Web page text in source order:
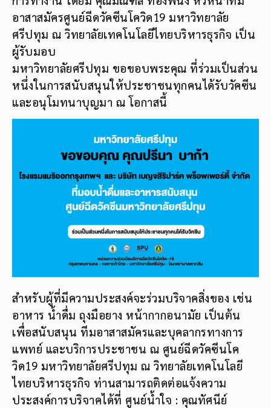
อาสาสมัครศูนย์ฉีดวัคซีนโควิด19 มหาวิทยาลัย
ศรีปทุม ณ วิทยาลัยเทคโนโลยีไทยบริหารธุรกิจ เป็น
ผู้รับมอบ
มหาวิทยาลัยศรีปทุม ขอขอบพระคุณ ที่ร่วมเป็นส่วน
หนึ่งในการสนับสนุนให้ประชาชนทุกคนได้รับวัคซีน
และอนุโมทนาบุญมา ณ โอกาสนี้
สำหรับผู้ที่มีความประสงค์จะร่วมบริจาคสิ่งของ เช่น
อาหาร น้ำดื่ม ถุงมือยาง หน้ากากอนามัย เป็นต้น
เพื่อสนับสนุน ทีมอาสาสมัครและบุคลากรทางการ
แพทย์ และบริการประชาชน ณ ศูนย์ฉีดวัคซีนโค
วิด19 มหาวิทยาลัยศรีปทุม ณ วิทยาลัยเทคโนโลยี
ไทยบริหารธุรกิจ ท่านสามารถติดต่อแจ้งความ
ประสงค์การบริจาคได้ที่ ศูนย์น้ำใจ : คุณทัศนีย์